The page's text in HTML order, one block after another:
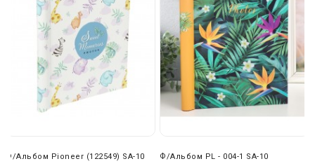
Ф/Альбом Pioneer (122549) SA-10
Ф/Альбом PL - 004-1 SA-10